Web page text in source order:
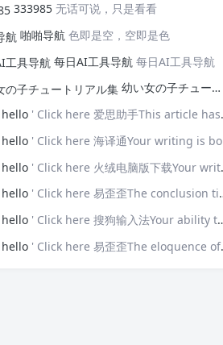
333985 无话可说，只是看看
啪啪导航 色即是空，空即是色
每日AI工具导航 每日AI工具导航
幼い女の子チュートリアル集
hello ' Click here 爱思助手This article has opened my eyes to new ideas—thank you!
hello ' Click here 海译通Your writing is both powerful and poignant.
hello ' Click here 火绒电脑版下载Your writing touches upon universal themes that resonate with many.
hello ' Click here 易歪歪The conclusion ties everything together brilliantly.
hello ' Click here 搜狗输入法Your ability to connect with the audience is impressive.
hello ' Click here 易歪歪The eloquence of your prose elevates the discussion.